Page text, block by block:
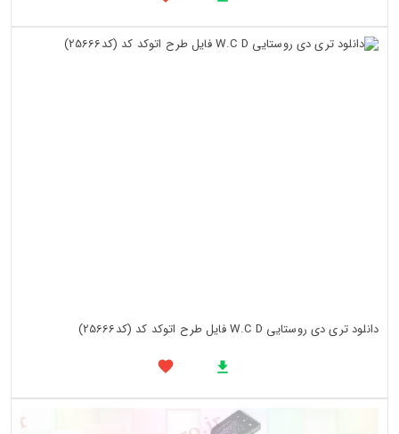
دانلود تری دی روستایی W.C D فایل طرح اتوکد کد (کد25666)